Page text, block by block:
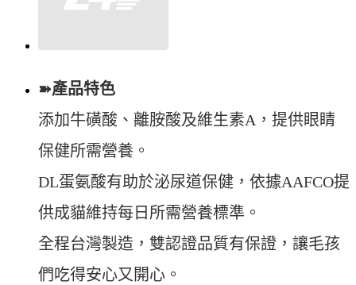
➽產品特色
添加牛磺酸、離胺酸及維生素A，提供眼睛
保健所需營養。
DL蛋氨酸有助於泌尿道保健，依據AAFCO提
供成貓維持每日所需營養標準。
全程台灣製造，雙認證品質有保證，讓毛孩
們吃得安心又開心。